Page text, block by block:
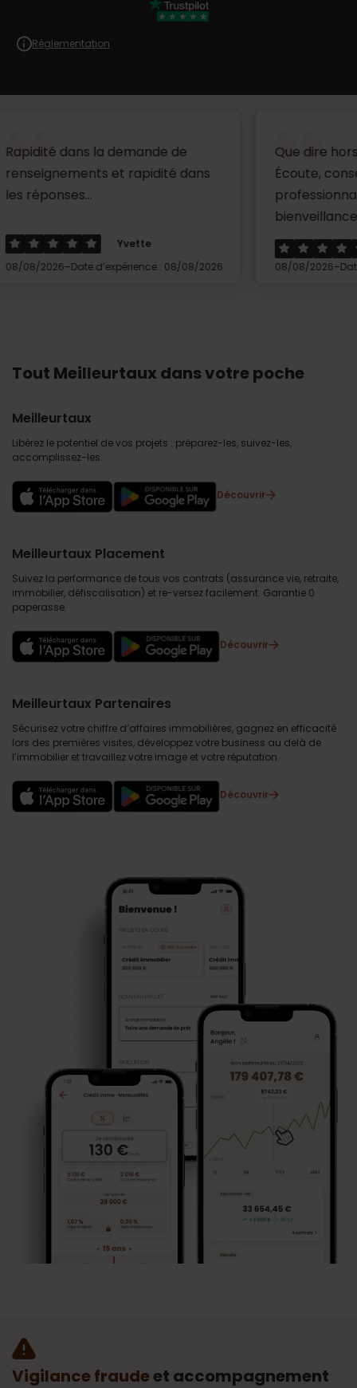
Réglementation
la demande de
et rapidité dans
Yvette
Date d’expérience : 08/08/2026
Que dire hors mis un
Écoute, conseils,
professionnalisme et
bienveillance.Merci à
08/08/2026
Date
Tout Meilleurtaux dans votre poche
Meilleurtaux
Libérez le potentiel de vos projets : préparez-les, suivez-les,
accomplissez-les.
Découvrir
Meilleurtaux Placement
Suivez la performance de tous vos contrats (assurance vie, retraite,
immobilier, défiscalisation) et re-versez facilement. Garantie 0
paperasse.
Découvrir
Meilleurtaux Partenaires
Sécurisez votre chiffre d’affaires immobilières, gagnez en efficacité
lors des premières visites, développez votre business au delà de
l’immobilier et travaillez votre image et votre réputation.
Découvrir
Vigilance fraudeet accompagnement